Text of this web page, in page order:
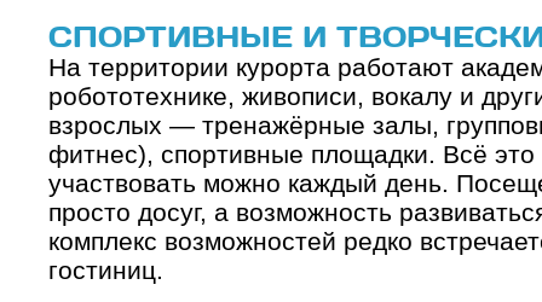
СПОРТИВНЫЕ И
На территории курорта работают
робототехнике, живописи, вокалу и
взрослых — тренажёрные залы,
фитнес), спортивные площадки. Всё это
участвовать можно каждый день.
просто досуг, а возможность
комплекс возможностей редко
гостиниц.